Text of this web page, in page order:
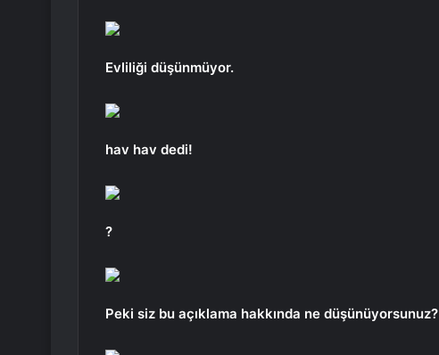
Evliliği düşünmüyor.
hav hav dedi!
?
Peki siz bu açıklama hakkında ne düşünüyorsunuz?